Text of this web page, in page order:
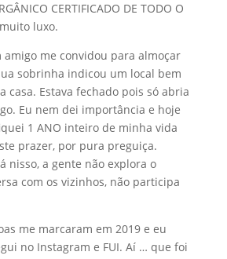
CERTIFICADO DE TODO O
muito luxo.
amigo me convidou para almoçar
sobrinha indicou um local bem
casa. Estava fechado pois só abria
Eu nem dei importância e hoje
1 ANO inteiro de minha vida
prazer, por pura preguiça.
nisso, a gente não explora o
com os vizinhos, não participa
me marcaram em 2019 e eu
no Instagram e FUI. Aí … que foi